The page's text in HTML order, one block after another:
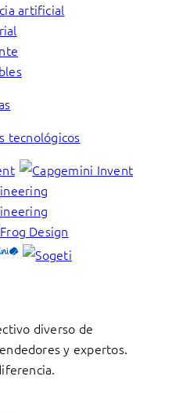
artificial
tecnológicos
diverso de
y expertos.